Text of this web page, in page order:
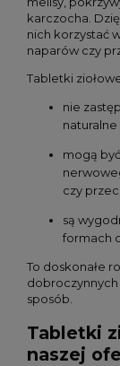
karczocha.
nich korzystać
naparów czy
Tabletki
nie
naturalne
mogą
czy
są
formach
To doskonałe
dobroczynnych
sposób.
Tabletki
naszej